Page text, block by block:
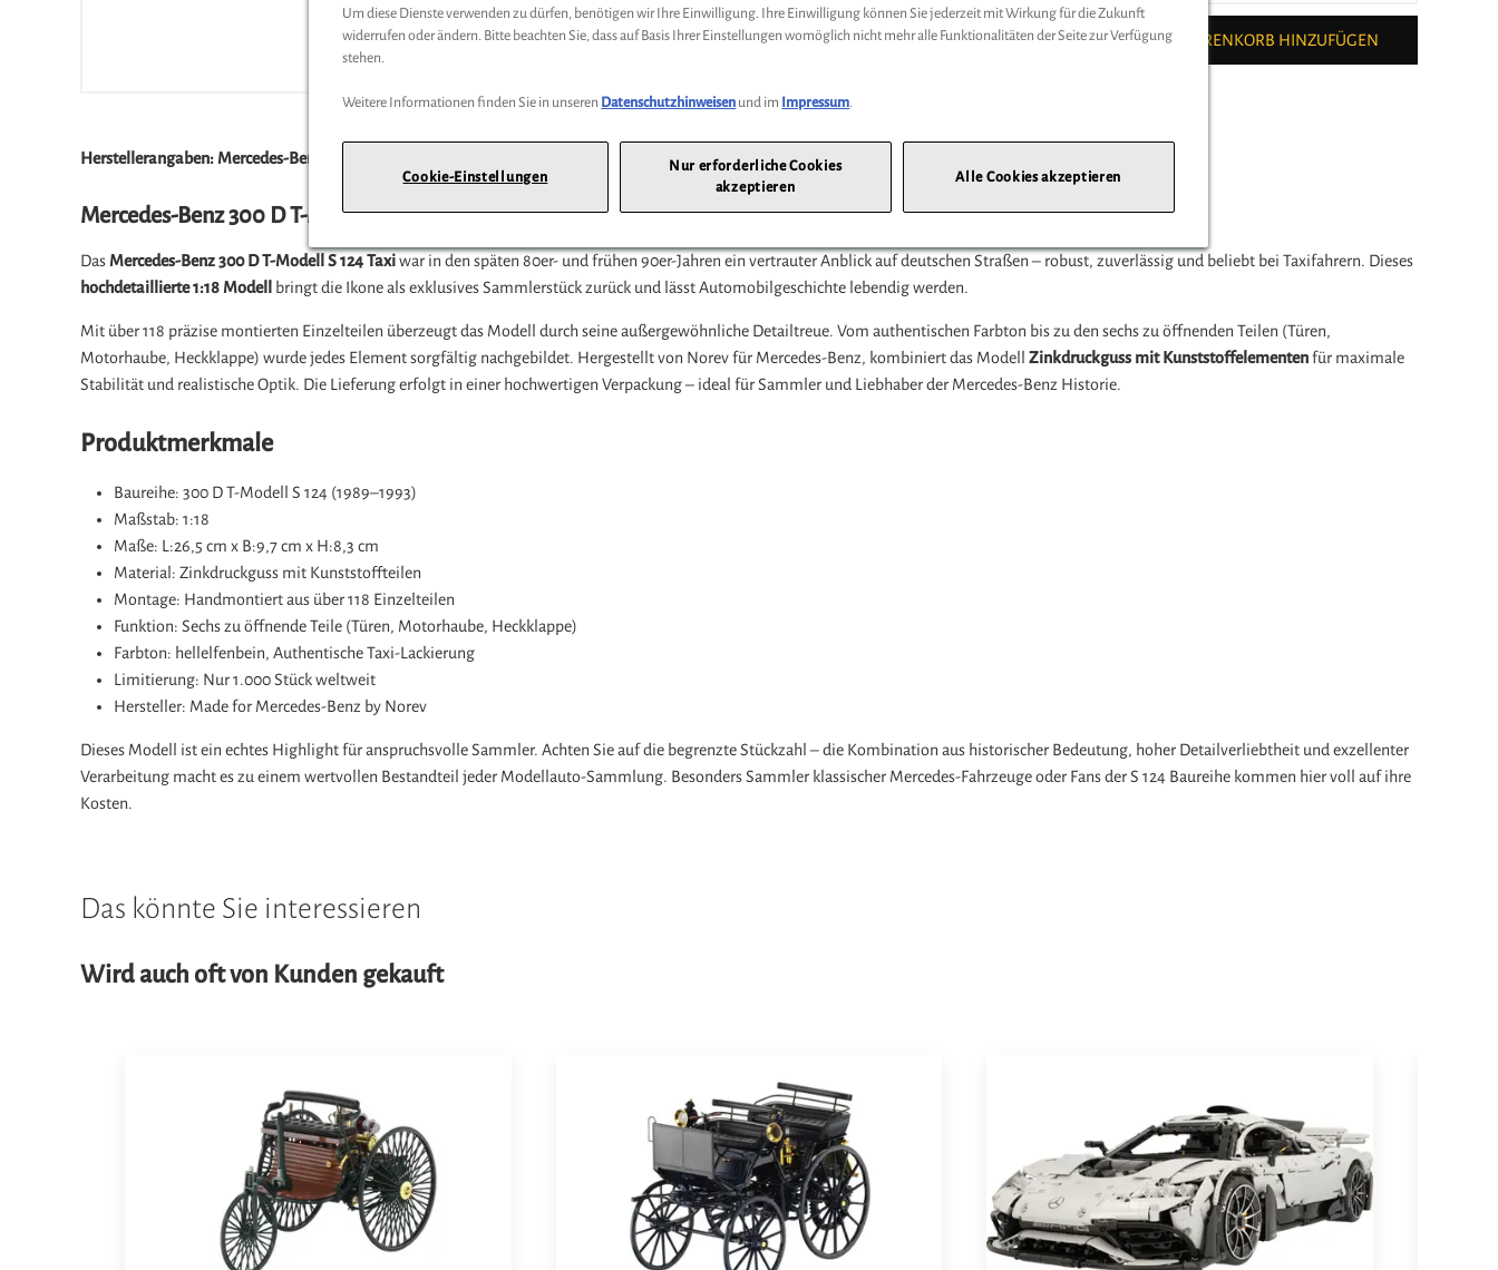
- + ZUM WARENKORB HINZUFÜGEN
Herstellerangaben: Mercedes-Benz Group AG | Tel: +49 711 170 | Webseite:
Mercedes-Benz 300 D T-Modell S 124 Taxi 1:18 – Exklusives Sammlerstück mit authentischem Charakter
Das Mercedes-Benz 300 D T-Modell S 124 Taxiwar in den späten 80er- und frühen 90er-Jahren ein vertrauter Anblick auf deutschen Straßen – robust, zuverlässig und beliebt bei Taxifahrern. Dieses
hochdetaillierte 1:18 Modell
bringt die Ikone als exklusives Sammlerstück zurück und lässt Automobilgeschichte lebendig werden.
Mit über 118 präzise montierten Einzelteilen überzeugt das Modell durch seine außergewöhnliche Detailtreue. Vom authentischen Farbton bis zu den sechs zu öffnenden Teilen (Türen,
Motorhaube, Heckklappe) wurde jedes Element sorgfältig nachgebildet. Hergestellt von Norev für Mercedes-Benz, kombiniert das Modell Zinkdruckguss mit Kunststoffelementenfür maximale
Stabilität und realistische Optik. Die Lieferung erfolgt in einer hochwertigen Verpackung – ideal für Sammler und Liebhaber der Mercedes-Benz Historie.
Produktmerkmale
Baureihe: 300 D T-Modell S 124 (1989–1993)
Maßstab: 1:18
Maße: L:26,5 cm x B:9,7 cm x H:8,3 cm
Material: Zinkdruckguss mit Kunststoffteilen
Montage: Handmontiert aus über 118 Einzelteilen
Funktion: Sechs zu öffnende Teile (Türen, Motorhaube, Heckklappe)
Farbton: hellelfenbein, Authentische Taxi-Lackierung
Limitierung: Nur 1.000 Stück weltweit
Hersteller: Made for Mercedes-Benz by Norev
Dieses Modell ist ein echtes Highlight für anspruchsvolle Sammler. Achten Sie auf die begrenzte Stückzahl – die Kombination aus historischer Bedeutung, hoher Detailverliebtheit und exzellenter
Verarbeitung macht es zu einem wertvollen Bestandteil jeder Modellauto-Sammlung. Besonders Sammler klassischer Mercedes-Fahrzeuge oder Fans der S 124 Baureihe kommen hier voll auf ihre
Kosten.
Das könnte Sie interessieren
Wird auch oft von Kunden gekauft
Um diese Dienste verwenden zu dürfen, benötigen wir Ihre Einwilligung. Ihre Einwilligung können Sie jederzeit mit Wirkung für die Zukunft
widerrufen oder ändern. Bitte beachten Sie, dass auf Basis Ihrer Einstellungen womöglich nicht mehr alle Funktionalitäten der Seite zur Verfügung
stehen.
Weitere Informationen finden Sie in unseren Datenschutzhinweisen und im Impressum.
Cookie-Einstellungen
Nur erforderliche Cookies
akzeptieren
Alle Cookies akzeptieren